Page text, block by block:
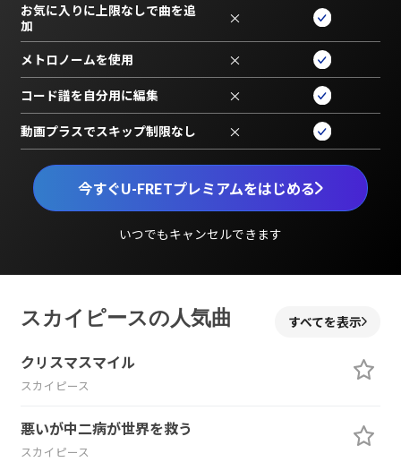
今すぐU-FRETプレミアムをはじめる
いつでもキャンセルできます
お気に入りに上限なしで曲を追
加
×
メトロノームを使用 ×
コード譜を自分用に編集 ×
動画プラスでスキップ制限なし ×
スカイピースの人気曲 すべてを表示
クリスマスマイル
スカイピース
悪いが中二病が世界を救う
スカイピース